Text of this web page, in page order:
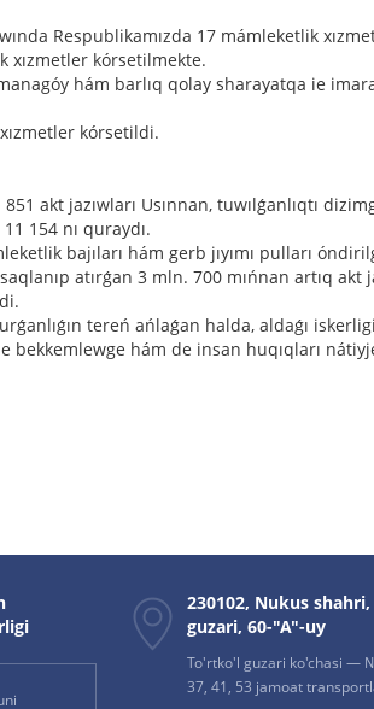
Respublikamızda 17 mámleketlik
xızmetler kórsetilmekte.
hám barlıq qolay sharayatqa ie
kórsetildi.
akt jazıwları Usınnan, tuwılǵanlıqtı
154 nı quraydı.
bajıları hám gerb jıyımı pulları
atırǵan 3 mln. 700 mıńnan artıq akt
tereń ańlaǵan halda, aldaǵı
bekkemlewge hám de insan huqıqları
230102, Nukus
guzari, 60-"A"-uy
To'rtko'l guzari ko'chasi —
37, 41, 53 jamoat